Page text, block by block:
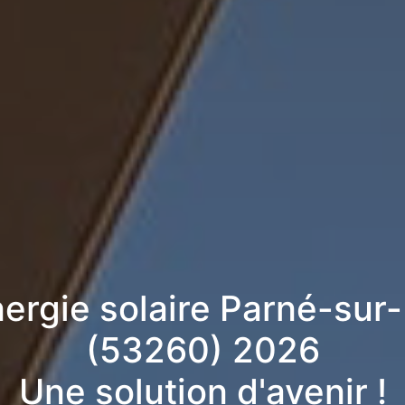
solaire Parné-
(53260) 2026
Une solution d'avenir !